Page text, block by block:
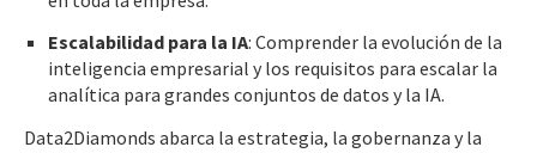
Escalabilidad para la IA: Comprender la evolución de la
inteligencia empresarial y los requisitos para escalar la
analítica para grandes conjuntos de datos y la IA.
Data2Diamonds abarca la estrategia, la gobernanza y la